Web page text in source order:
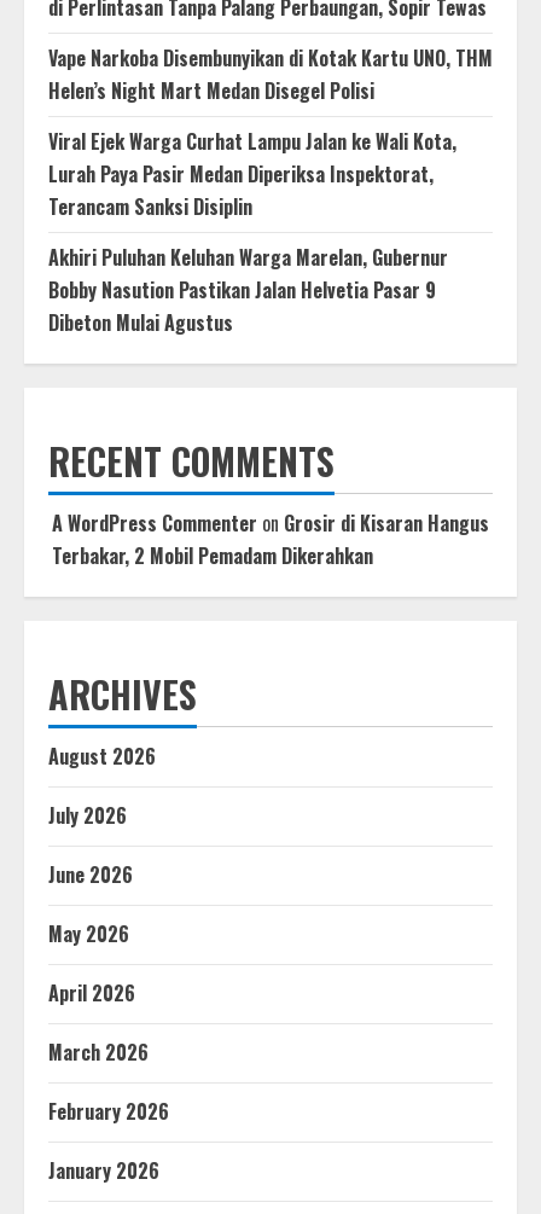
di Perlintasan Tanpa Palang Perbaungan, Sopir Tewas
Vape Narkoba Disembunyikan di Kotak Kartu UNO, THM
Helen’s Night Mart Medan Disegel Polisi
Viral Ejek Warga Curhat Lampu Jalan ke Wali Kota,
Lurah Paya Pasir Medan Diperiksa Inspektorat,
Terancam Sanksi Disiplin
Akhiri Puluhan Keluhan Warga Marelan, Gubernur
Bobby Nasution Pastikan Jalan Helvetia Pasar 9
Dibeton Mulai Agustus
RECENT COMMENTS
A WordPress Commenter on Grosir di Kisaran Hangus
Terbakar, 2 Mobil Pemadam Dikerahkan
ARCHIVES
August 2026
July 2026
June 2026
May 2026
April 2026
March 2026
February 2026
January 2026